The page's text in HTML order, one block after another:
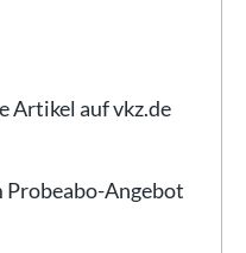
Artikel auf vkz.de
Angebot